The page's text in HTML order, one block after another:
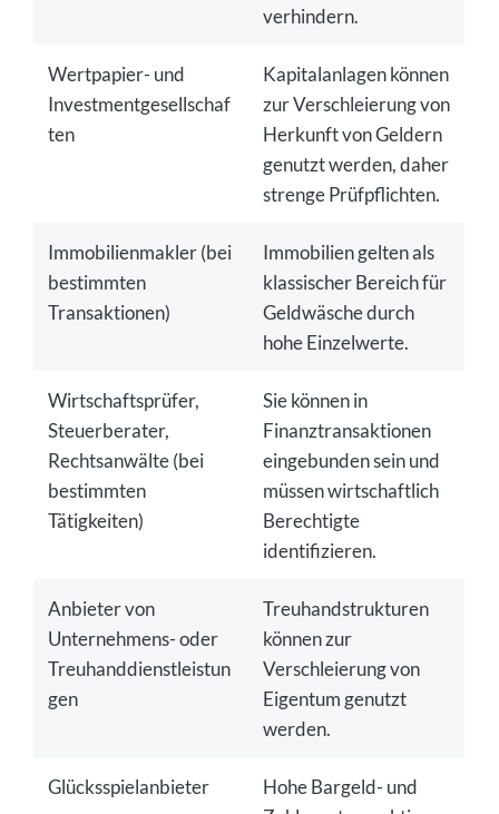
verhindern.
Wertpapier- und
Investmentgesellschaf
ten
Kapitalanlagen können
zur Verschleierung von
Herkunft von Geldern
genutzt werden, daher
strenge Prüfpflichten.
Immobilienmakler (bei
bestimmten
Transaktionen)
Immobilien gelten als
klassischer Bereich für
Geldwäsche durch
hohe Einzelwerte.
Wirtschaftsprüfer,
Steuerberater,
Rechtsanwälte (bei
bestimmten
Tätigkeiten)
Sie können in
Finanztransaktionen
eingebunden sein und
müssen wirtschaftlich
Berechtigte
identifizieren.
Anbieter von
Unternehmens- oder
Treuhanddienstleistun
gen
Treuhandstrukturen
können zur
Verschleierung von
Eigentum genutzt
werden.
Glücksspielanbieter
Hohe Bargeld- und